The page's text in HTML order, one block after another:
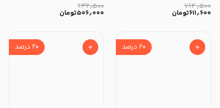
۷۶۴٫۵۰۰
۶۱۱٫۶۰۰تومان
۶۳۲٫۵۰۰
۵۰۶٫۰۰۰تومان
۲۰ درصد ۲۰ درصد